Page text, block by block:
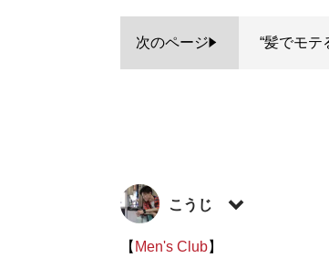
次のページ “髪でモテ
こうじ
株式会社 ATGLARO 統括マネ
【 Men's Club】